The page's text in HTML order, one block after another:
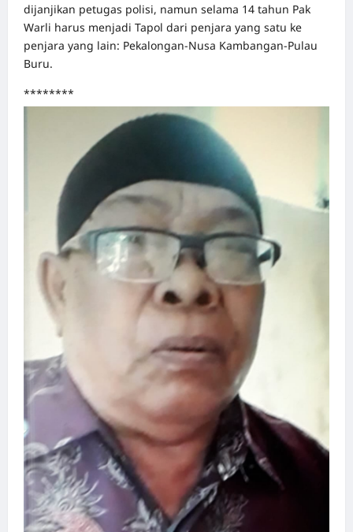
dijanjikan petugas polisi, namun selama 14 tahun Pak
Warli harus menjadi Tapol dari penjara yang satu ke
penjara yang lain: Pekalongan-Nusa Kambangan-Pulau
Buru.
********